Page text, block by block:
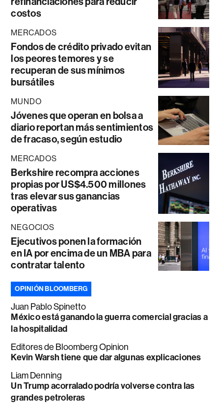
costos
MERCADOS
Fondos de crédito privado evitan
los peores temores y se
recuperan de sus mínimos
bursátiles
MUNDO
Jóvenes que operan en bolsa a
diario reportan más sentimientos
de fracaso, según estudio
MERCADOS
Berkshire recompra acciones
propias por US$4.500 millones
tras elevar sus ganancias
operativas
NEGOCIOS
Ejecutivos ponen la formación
en IA por encima de un MBA para
contratar talento
OPINIÓN BLOOMBERG
Juan Pablo Spinetto
México está ganando la guerra comercial gracias a
la hospitalidad
Editores de Bloomberg Opinion
Kevin Warsh tiene que dar algunas explicaciones
Liam Denning
Un Trump acorralado podría volverse contra las
grandes petroleras